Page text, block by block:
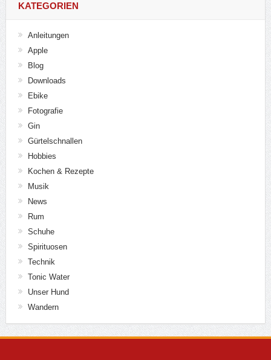
KATEGORIEN
Anleitungen
Apple
Blog
Downloads
Ebike
Fotografie
Gin
Gürtelschnallen
Hobbies
Kochen & Rezepte
Musik
News
Rum
Schuhe
Spirituosen
Technik
Tonic Water
Unser Hund
Wandern